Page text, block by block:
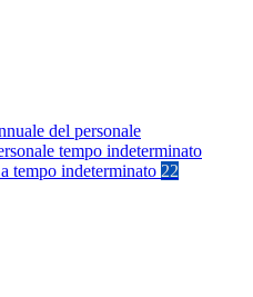
del personale
tempo indeterminato
tempo indeterminato 22